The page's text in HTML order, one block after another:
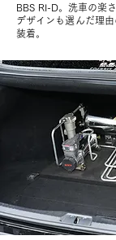
BBS RI-D。洗車の楽
デザインも選んだ理
装着。